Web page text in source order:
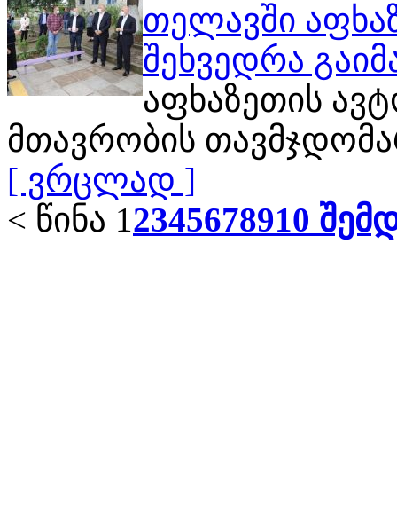
თელავში
შეხვედრა
აფხაზეთის
მთავრობის
[ ვრცლად ]
< წინა 12345678910